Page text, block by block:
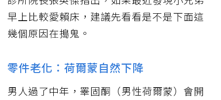
早上比較愛賴床，建議先看看是不是下面這
幾個原因在搗鬼。
零件老化：荷爾蒙自然下降
男人過了中年，睪固酮（男性荷爾蒙）會開